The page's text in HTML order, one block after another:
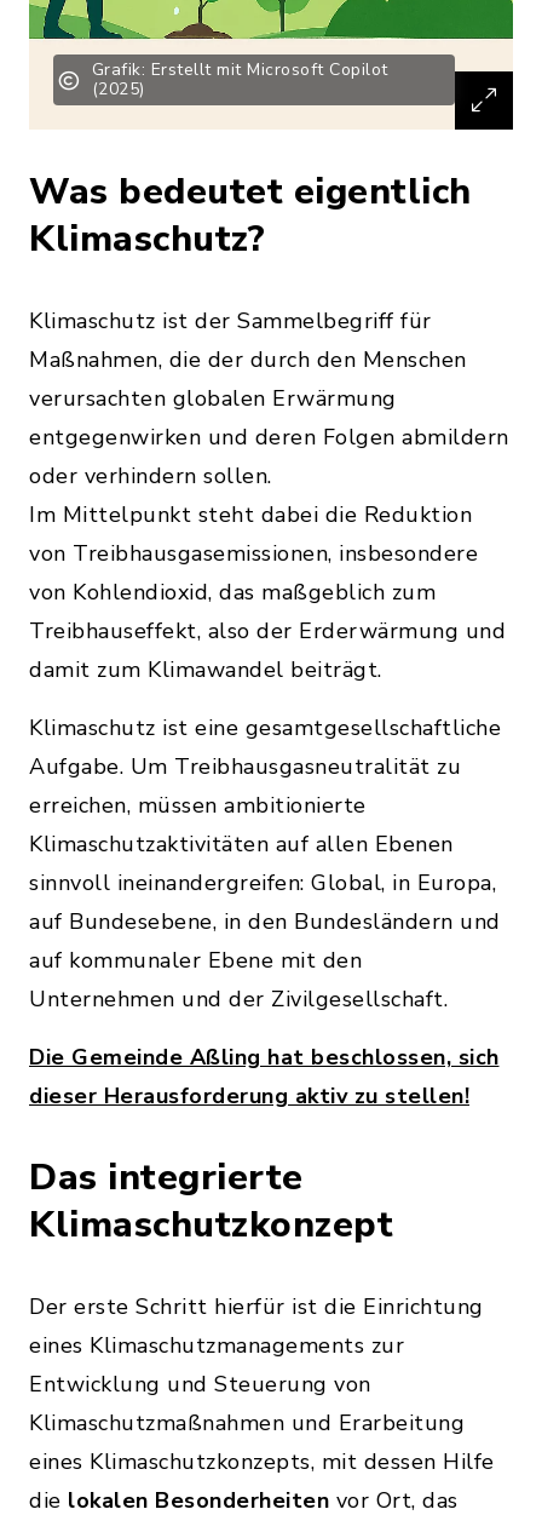
Grafik: Erstellt mit Microsoft Copilot
(2025)
Was bedeutet eigentlich
Klimaschutz?
Klimaschutz ist der Sammelbegriff für
Maßnahmen, die der durch den Menschen
verursachten globalen Erwärmung
entgegenwirken und deren Folgen abmildern
oder verhindern sollen.
Im Mittelpunkt steht dabei die Reduktion
von Treibhausgasemissionen, insbesondere
von Kohlendioxid, das maßgeblich zum
Treibhauseffekt, also der Erderwärmung und
damit zum Klimawandel beiträgt.
Klimaschutz ist eine gesamtgesellschaftliche
Aufgabe. Um Treibhausgasneutralität zu
erreichen, müssen ambitionierte
Klimaschutzaktivitäten auf allen Ebenen
sinnvoll ineinandergreifen: Global, in Europa,
auf Bundesebene, in den Bundesländern und
auf kommunaler Ebene mit den
Unternehmen und der Zivilgesellschaft.
Die Gemeinde Aßling hat beschlossen, sich
dieser Herausforderung aktiv zu stellen!
Das integrierte
Klimaschutzkonzept
Der erste Schritt hierfür ist die Einrichtung
eines Klimaschutzmanagements zur
Entwicklung und Steuerung von
Klimaschutzmaßnahmen und Erarbeitung
eines Klimaschutzkonzepts, mit dessen Hilfe
die lokalen Besonderheiten vor Ort, das